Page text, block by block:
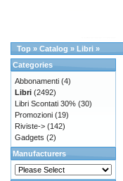
Top » Catalog » Libri »
Categories
Abbonamenti (4)
Libri (2492)
Libri Scontati 30% (30)
Promozioni (19)
Riviste-> (142)
Gadgets (2)
Manufacturers